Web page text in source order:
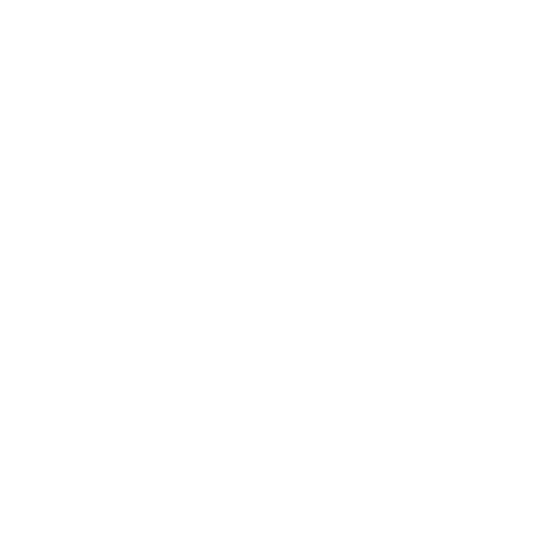
です。
ありません。
です。
ず変更すること